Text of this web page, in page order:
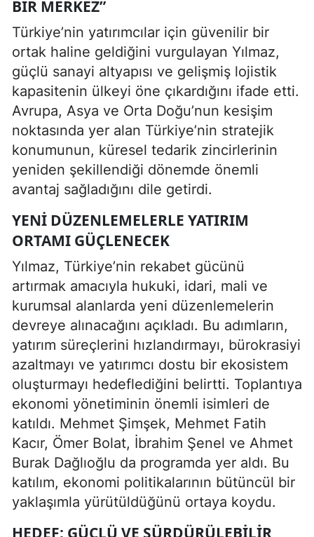
BIR MERKEZ”
Türkiye’nin yatırımcılar için güvenilir bir
ortak haline geldiğini vurgulayan Yılmaz,
güçlü sanayi altyapısı ve gelişmiş lojistik
kapasitenin ülkeyi öne çıkardığını ifade etti.
Avrupa, Asya ve Orta Doğu’nun kesişim
noktasında yer alan Türkiye’nin stratejik
konumunun, küresel tedarik zincirlerinin
yeniden şekillendiği dönemde önemli
avantaj sağladığını dile getirdi.
YENI DÜZENLEMELERLE YATIRIM
ORTAMI GÜÇLENECEK
Yılmaz, Türkiye’nin rekabet gücünü
artırmak amacıyla hukuki, idari, mali ve
kurumsal alanlarda yeni düzenlemelerin
devreye alınacağını açıkladı. Bu adımların,
yatırım süreçlerini hızlandırmayı, bürokrasiyi
azaltmayı ve yatırımcı dostu bir ekosistem
oluşturmayı hedeflediğini belirtti. Toplantıya
ekonomi yönetiminin önemli isimleri de
katıldı. Mehmet Şimşek, Mehmet Fatih
Kacır, Ömer Bolat, İbrahim Şenel ve Ahmet
Burak Dağlıoğlu da programda yer aldı. Bu
katılım, ekonomi politikalarının bütüncül bir
yaklaşımla yürütüldüğünü ortaya koydu.
HEDEF: GÜÇLÜ VE SÜRDÜRÜLEBILIR